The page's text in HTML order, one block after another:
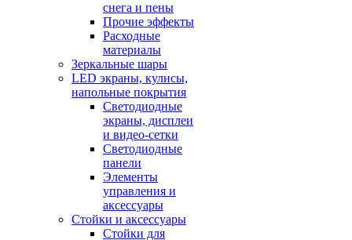
снега и пены
Прочие эффекты
Расходные
материалы
Зеркальные шары
LED экраны, кулисы,
напольные покрытия
Светодиодные
экраны, дисплеи
и видео-сетки
Светодиодные
панели
Элементы
управления и
аксессуары
Стойки и аксессуары
Стойки для